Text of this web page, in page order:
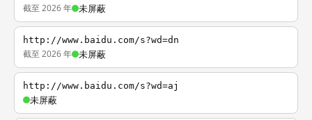
截至 2026 年 未屏蔽
http://www.baidu.com/s?wd=dn
截至 2026 年 未屏蔽
http://www.baidu.com/s?wd=aj
未屏蔽